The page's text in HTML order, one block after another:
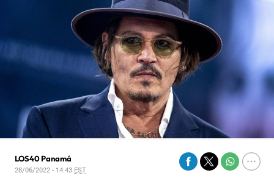
LOS40 Panamá
28/06/2022 - 14:43 EST